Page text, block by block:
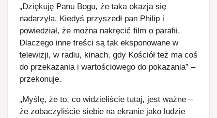
„Dziękuję Panu Bogu, że taka okazja się
nadarzyła. Kiedyś przyszedł pan Philip i
powiedział, że można nakręcić film o parafii.
Dlaczego inne treści są tak eksponowane w
telewizji, w radiu, kinach, gdy Kościół też ma coś
do przekazania i wartościowego do pokazania” –
przekonuje.
„Myślę, że to, co widzieliście tutaj, jest ważne –
że zobaczyliście siebie na ekranie jako ludzie